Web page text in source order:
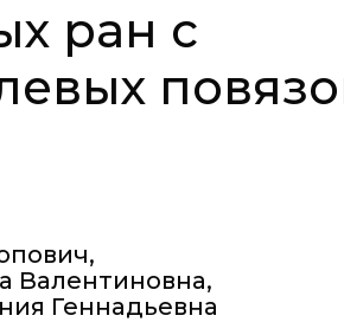
ран с
,
Валентиновна,
Геннадьевна